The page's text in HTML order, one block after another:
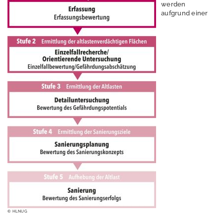
Altflächendatei
DATUS
Altlastenschwerpun
Arbeitshilfen und
Publikationen
Rechtsgrundlagen
Fachdokumente
© HLNUG
werden
aufgrund einer